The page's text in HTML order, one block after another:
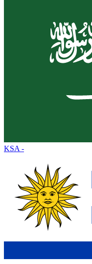
KSA -